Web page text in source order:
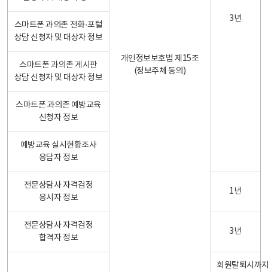
개인정보보호법 제15조
(정보주체 동의)
3년
스마트폰 과의존 전화·포털
상담 신청자 및 대상자 정보
스마트폰 과의존 게시판
상담 신청자 및 대상자 정보
스마트폰 과의존 예방교육
신청자 정보
예방교육 실시현황조사
응답자 정보
전문상담사 자격검정
응시자 정보
1년
전문상담사 자격검정
합격자 정보
3년
회원탈퇴시까